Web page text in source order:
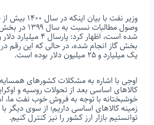
وزیر نفت با بیان
وصول مطالبات
شده است، اظهار کرد:
یک میلیارد و ۲۵ میلیون دلار بوده است.
اوجی با اشاره به مشکلات کشورهای همسایه
کالاهای اساسی بعد از تحولات روسیه و
خوشبختانه با توجه به فروش خوب نفت ما،
زمینه کالاهای اساسی داریم؛ از سوی دیگر
توانستیم بازار ارز کشور را نیز کنترل کنیم.